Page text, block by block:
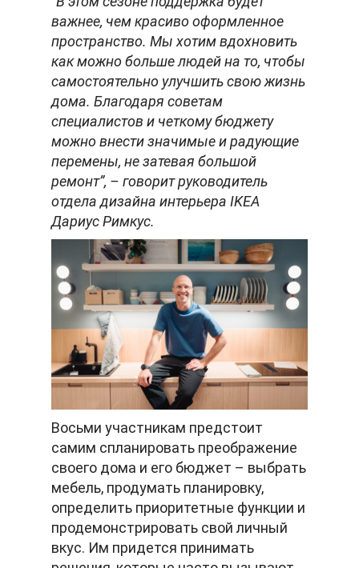
важнее, чем красиво оформленное
пространство. Мы хотим вдохновить
как можно больше людей на то, чтобы
самостоятельно улучшить свою жизнь
дома. Благодаря советам
специалистов и четкому бюджету
можно внести значимые и радующие
перемены, не затевая большой
ремонт”, – говорит руководитель
отдела дизайна интерьера IKEA
Дариус Римкус.
Восьми участникам предстоит
самим спланировать преображение
своего дома и его бюджет – выбрать
мебель, продумать планировку,
определить приоритетные функции и
продемонстрировать свой личный
вкус. Им придется принимать